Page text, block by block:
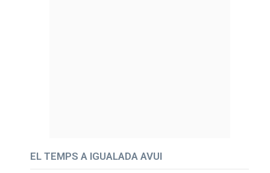
EL TEMPS A IGUALADA AVUI